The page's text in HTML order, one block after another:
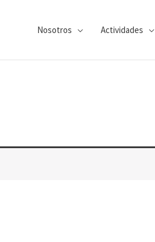
Nosotros Actividades